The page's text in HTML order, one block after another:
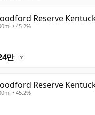
Reserve
• 45.2%
만 ?
Reserve
• 45.2%